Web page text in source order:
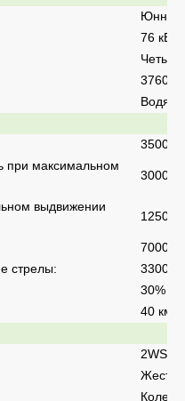
Юнней
76 кВт
3760L
3500 кг
при максимальном
3000 кг
выдвижении
1250 кг
7000
стрелы:
3300
30%
40 км/ч
2WS/